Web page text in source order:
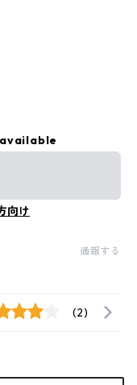
向け
通報する
(2)